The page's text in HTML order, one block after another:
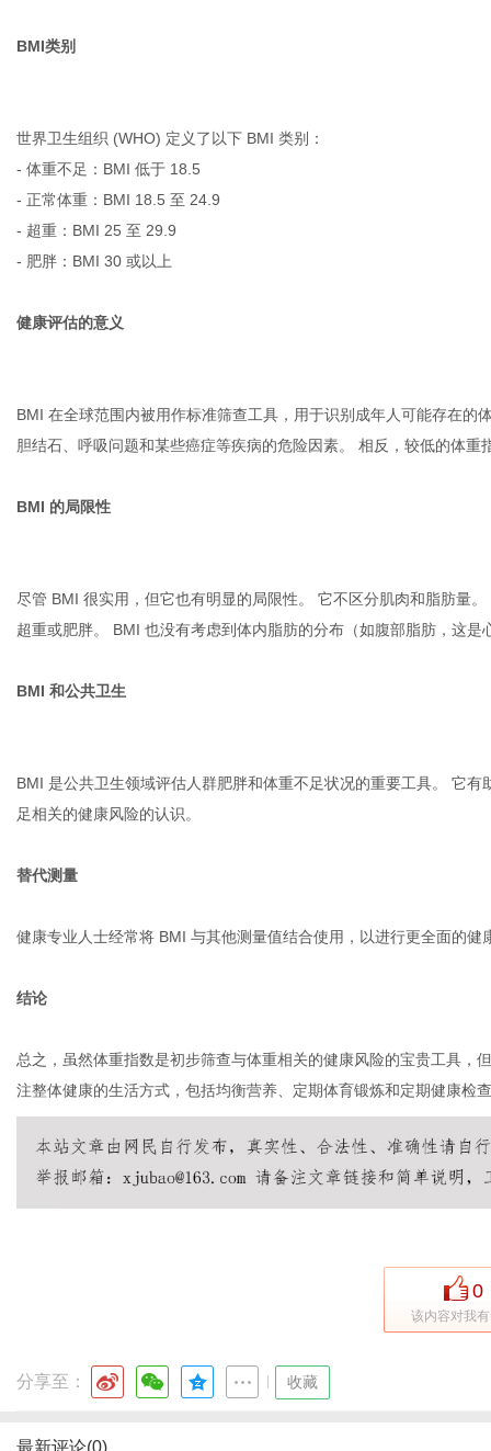
BMI类别
世界卫生组织 (WHO) 定义了以下 BMI 类别：
- 体重不足：BMI 低于 18.5
- 正常体重：BMI 18.5 至 24.9
- 超重：BMI 25 至 29.9
- 肥胖：BMI 30 或以上
健康评估的意义
BMI 在全球范围内被用作标准筛查工具，用于识别成年人可能存在
胆结石、呼吸问题和某些癌症等疾病的危险因素。 相反，较低的体
BMI 的局限性
尽管 BMI 很实用，但它也有明显的局限性。 它不区分肌肉和脂肪量
超重或肥胖。 BMI 也没有考虑到体内脂肪的分布（如腹部脂肪，这
BMI 和公共卫生
BMI 是公共卫生领域评估人群肥胖和体重不足状况的重要工具。 它
足相关的健康风险的认识。
替代测量
健康专业人士经常将 BMI 与其他测量值结合使用，以进行更全面的
结论
总之，虽然体重指数是初步筛查与体重相关的健康风险的宝贵工具，
注整体健康的生活方式，包括均衡营养、定期体育锻炼和定期健康检
0
该内容对我
分享至： 收藏
最新评论(0)